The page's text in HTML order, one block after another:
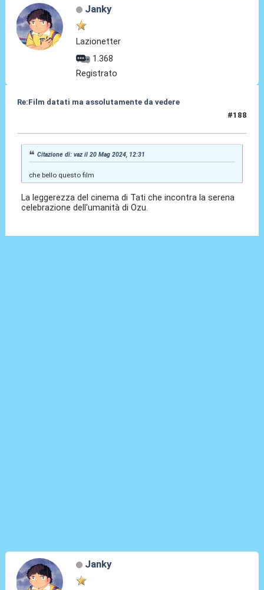
Janky
Lazionetter
1.368
Registrato
Re:Film datati ma assolutamente da vedere
#188
Citazione di: vaz il 20 Mag 2024, 12:31
che bello questo film
La leggerezza del cinema di Tati che incontra la serena
celebrazione dell'umanità di Ozu.
Janky